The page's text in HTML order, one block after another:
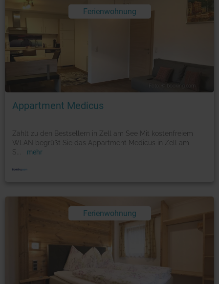
Ferienwohnung
Foto: © booking.com
Appartment Medicus
Zählt zu den Bestsellern in Zell am See Mit kostenfreiem
WLAN begrüßt Sie das Appartment Medicus in Zell am
S
mehr
Ferienwohnung